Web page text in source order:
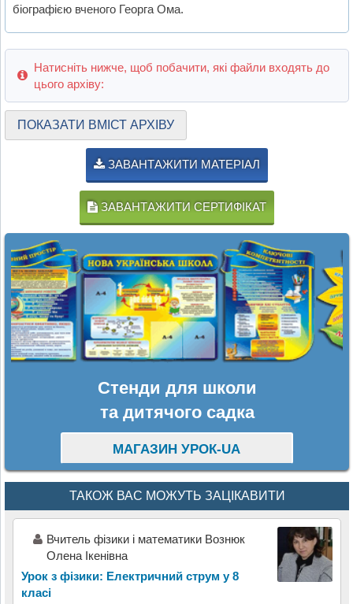
біографією вченого Георга Ома.
Натисніть нижче, щоб побачити, які файли входять до
цього архіву:
ПОКАЗАТИ ВМІСТ АРХІВУ
ЗАВАНТАЖИТИ МАТЕРІАЛ
ЗАВАНТАЖИТИ СЕРТИФІКАТ
Стенди для школи
та дитячого садка
МАГАЗИН УРОК-UA
ТАКОЖ ВАС МОЖУТЬ ЗАЦІКАВИТИ
Вчитель фізики і математики Вознюк
Олена Ікенівна
Урок з фізики: Електричний струм у 8
класі